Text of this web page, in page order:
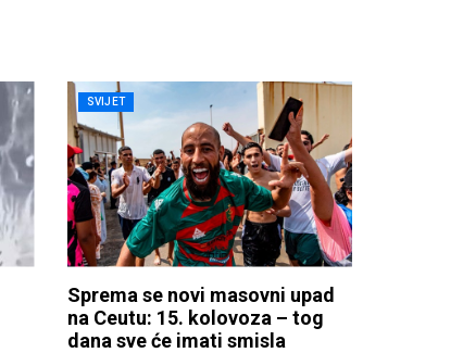
SVIJET
Sprema se novi masovni upad
na Ceutu: 15. kolovoza – tog
dana sve će imati smisla